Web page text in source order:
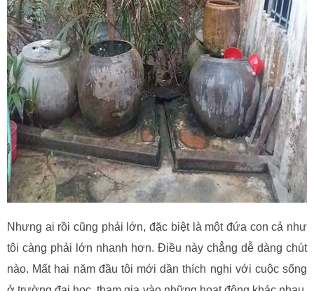
Nhưng ai rồi cũng phải lớn, đặc biệt là một đứa con cả như
tôi càng phải lớn nhanh hơn. Điều này chẳng dễ dàng chút
nào. Mất hai năm đầu tôi mới dần thích nghi với cuộc sống